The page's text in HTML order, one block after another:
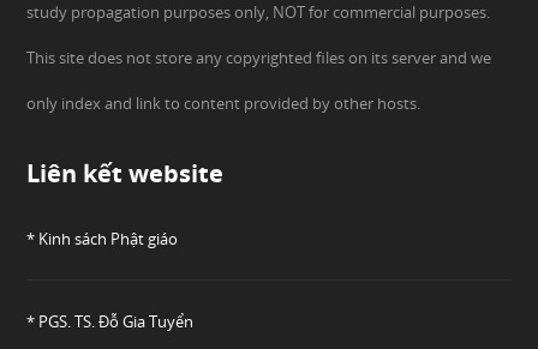
study propagation purposes only, NOT for commercial purposes.
This site does not store any copyrighted files on its server and we
only index and link to content provided by other hosts.
Liên kết website
* Kinh sách Phật giáo
* PGS. TS. Đỗ Gia Tuyển